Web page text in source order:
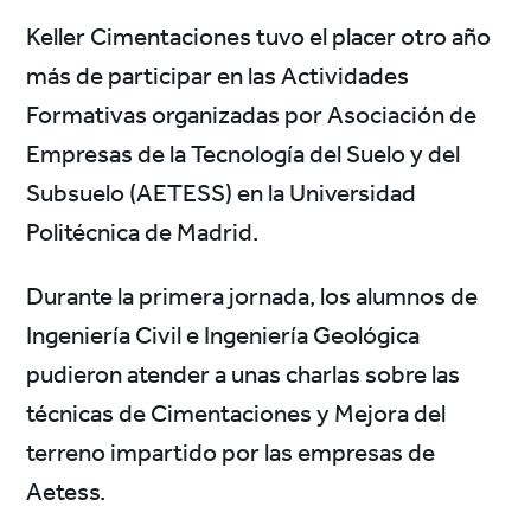
Keller Cimentaciones tuvo el placer otro año
más de participar en las Actividades
Formativas organizadas por Asociación de
Empresas de la Tecnología del Suelo y del
Subsuelo (AETESS) en la Universidad
Politécnica de Madrid.
Durante la primera jornada, los alumnos de
Ingeniería Civil e Ingeniería Geológica
pudieron atender a unas charlas sobre las
técnicas de Cimentaciones y Mejora del
terreno impartido por las empresas de
Aetess.